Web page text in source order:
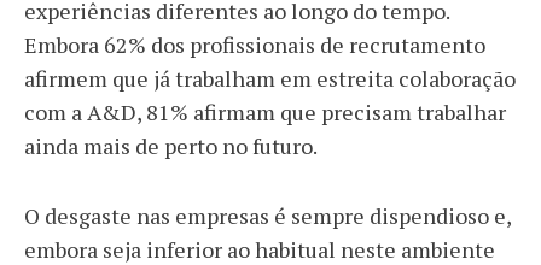
experiências diferentes ao longo do tempo.
Embora 62% dos profissionais de recrutamento
afirmem que já trabalham em estreita colaboração
com a A&D, 81% afirmam que precisam trabalhar
ainda mais de perto no futuro.
O desgaste nas empresas é sempre dispendioso e,
embora seja inferior ao habitual neste ambiente